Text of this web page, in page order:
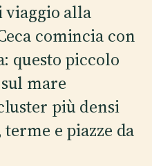
viaggio alla
comincia con
questo piccolo
mare
più densi
e piazze da